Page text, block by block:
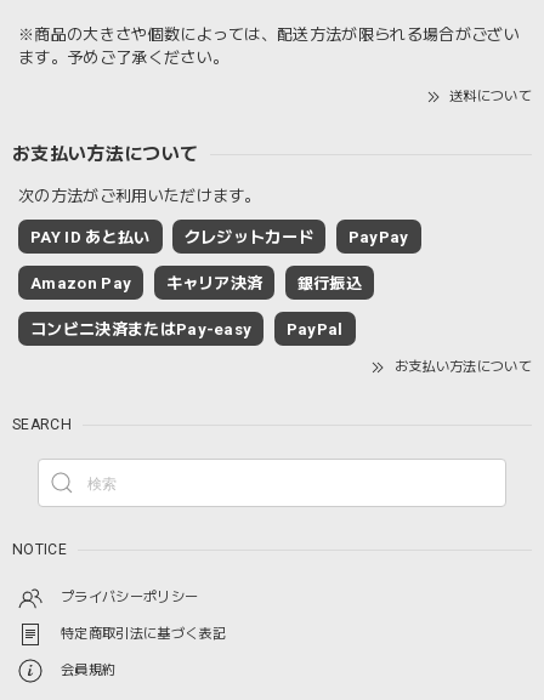
※商品の大きさや個数によっては、配送方法が限られる場合がござい
ます。予めご了承ください。
送料について
お支払い方法について
次の方法がご利用いただけます。
PAY ID あと払い クレジットカード PayPay
Amazon Pay キャリア決済 銀行振込
コンビニ決済またはPay-easy PayPal
お支払い方法について
SEARCH
NOTICE
プライバシーポリシー
特定商取引法に基づく表記
会員規約